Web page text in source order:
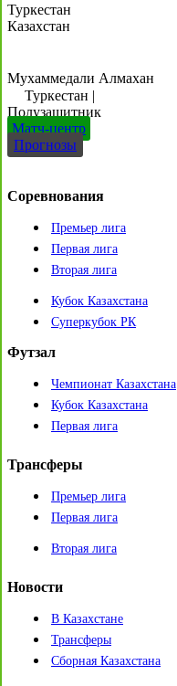
Туркестан
Казахстан
Мухаммедали Алмахан
Туркестан |
Полузащитник
Матч-центр
Прогнозы
Соревнования
Премьер лига
Первая лига
Вторая лига
Кубок Казахстана
Суперкубок РК
Футзал
Чемпионат Казахстана
Кубок Казахстана
Первая лига
Трансферы
Премьер лига
Первая лига
Вторая лига
Новости
В Казахстане
Трансферы
Сборная Казахстана